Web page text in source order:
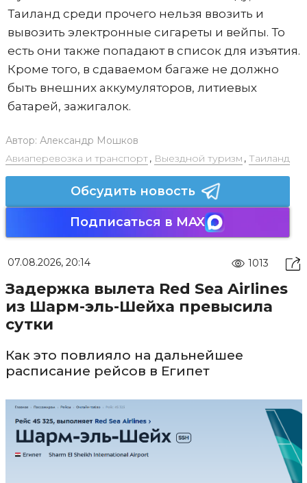
Таиланд среди прочего нельзя ввозить и
вывозить электронные сигареты и вейпы. То
есть они также попадают в список для изъятия.
Кроме того, в сдаваемом багаже не должно
быть внешних аккумуляторов, литиевых
батарей, зажигалок.
Автор: Александр Мошков
Авиаперевозка и транспорт, Выездной туризм , Таиланд
Обсудить новость
Подписаться в MAX
07.08.2026, 20:14 1013
Задержка вылета Red Sea Airlines
из Шарм-эль-Шейха превысила
сутки
Как это повлияло на дальнейшее
расписание рейсов в Египет